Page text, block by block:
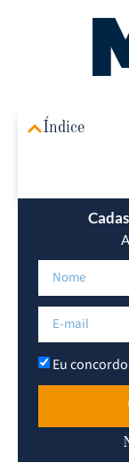
Índice
Eu